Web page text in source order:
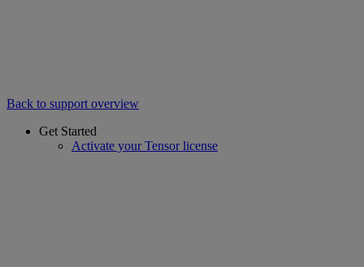
Back to support overview
Get Started
Activate your Tensor license